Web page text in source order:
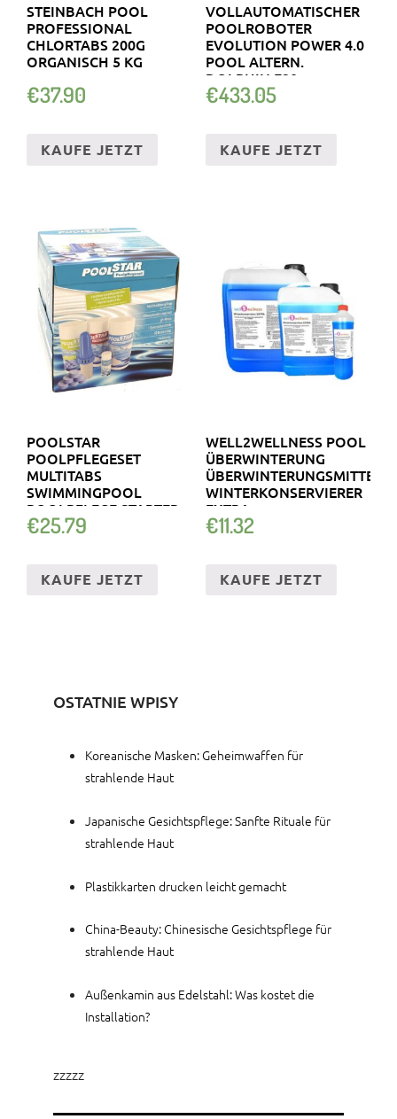
STEINBACH POOL
PROFESSIONAL
CHLORTABS 200G
ORGANISCH 5 KG
€37.90
KAUFE JETZT
VOLLAUTOMATISCHER
POOLROBOTER
EVOLUTION POWER 4.0
POOL ALTERN.
DOLPHIN E20
€433.05
KAUFE JETZT
POOLSTAR
POOLPFLEGESET
MULTITABS
SWIMMINGPOOL
POOLPFLEGE STARTER
POOL SET 5 IN 1
€25.79
KAUFE JETZT
WELL2WELLNESS POOL
ÜBERWINTERUNG
ÜBERWINTERUNGSMITTEL
WINTERKONSERVIERER
EXTRA
€11.32
KAUFE JETZT
OSTATNIE WPISY
Koreanische Masken: Geheimwaffen für
strahlende Haut
Japanische Gesichtspflege: Sanfte Rituale für
strahlende Haut
Plastikkarten drucken leicht gemacht
China-Beauty: Chinesische Gesichtspflege für
strahlende Haut
Außenkamin aus Edelstahl: Was kostet die
Installation?
zzzzz